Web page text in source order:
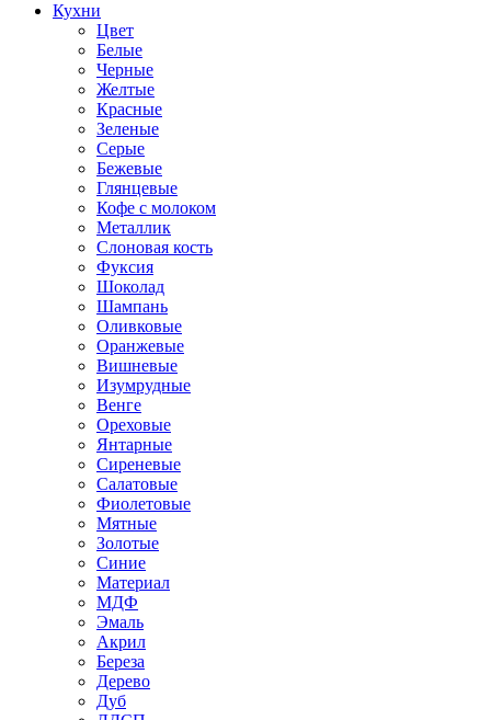
Кухни
Цвет
Белые
Черные
Желтые
Красные
Зеленые
Серые
Бежевые
Глянцевые
Кофе с молоком
Металлик
Слоновая кость
Фуксия
Шоколад
Шампань
Оливковые
Оранжевые
Вишневые
Изумрудные
Венге
Ореховые
Янтарные
Сиреневые
Салатовые
Фиолетовые
Мятные
Золотые
Синие
Материал
МДФ
Эмаль
Акрил
Береза
Дерево
Дуб